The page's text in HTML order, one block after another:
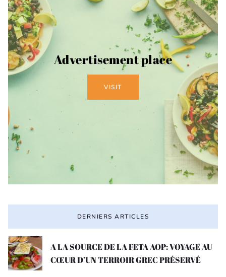
Advertisement place
VISIT
DERNIERS ARTICLES
A LA SOURCE DE LA FETA AOP: VOYAGE AU
CŒUR D’UN TERROIR GREC PRÉSERVÉ